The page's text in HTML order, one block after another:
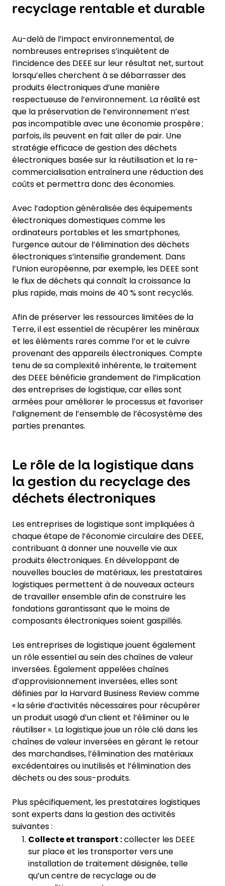
recyclage rentable et durable
Au-delà de l’impact environnemental, de
nombreuses entreprises s’inquiètent de
l’incidence des DEEE sur leur résultat net, surtout
lorsqu’elles cherchent à se débarrasser des
produits électroniques d’une manière
respectueuse de l’environnement. La réalité est
que la préservation de l’environnement n’est
pas incompatible avec une économie prospère ;
parfois, ils peuvent en fait aller de pair. Une
stratégie efficace de gestion des déchets
électroniques basée sur la réutilisation et la re-
commercialisation entraînera une réduction des
coûts et permettra donc des économies.
Avec l’adoption généralisée des équipements
électroniques domestiques comme les
ordinateurs portables et les smartphones,
l’urgence autour de l’élimination des déchets
électroniques s’intensifie grandement. Dans
l’Union européenne, par exemple, les DEEE sont
le flux de déchets qui connaît la croissance la
plus rapide, mais moins de 40 % sont recyclés.
Afin de préserver les ressources limitées de la
Terre, il est essentiel de récupérer les minéraux
et les éléments rares comme l’or et le cuivre
provenant des appareils électroniques. Compte
tenu de sa complexité inhérente, le traitement
des DEEE bénéficie grandement de l’implication
des entreprises de logistique, car elles sont
armées pour améliorer le processus et favoriser
l’alignement de l’ensemble de l’écosystème des
parties prenantes.
Le rôle de la logistique dans
la gestion du recyclage des
déchets électroniques
Les entreprises de logistique sont impliquées à
chaque étape de l’économie circulaire des DEEE,
contribuant à donner une nouvelle vie aux
produits électroniques. En développant de
nouvelles boucles de matériaux, les prestataires
logistiques permettent à de nouveaux acteurs
de travailler ensemble afin de construire les
fondations garantissant que le moins de
composants électroniques soient gaspillés.
Les entreprises de logistique jouent également
un rôle essentiel au sein des chaînes de valeur
inversées. Également appelées chaînes
d’approvisionnement inversées, elles sont
définies par la Harvard Business Review comme
« la série d’activités nécessaires pour récupérer
un produit usagé d’un client et l’éliminer ou le
réutiliser ». La logistique joue un rôle clé dans les
chaînes de valeur inversées en gérant le retour
des marchandises, l’élimination des matériaux
excédentaires ou inutilisés et l’élimination des
déchets ou des sous-produits.
Plus spécifiquement, les prestataires logistiques
sont experts dans la gestion des activités
suivantes :
Collecte et transport :collecter les DEEE
sur place et les transporter vers une
installation de traitement désignée, telle
qu’un centre de recyclage ou de